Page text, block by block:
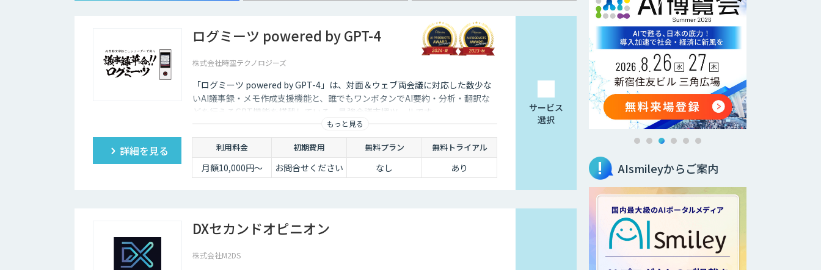
ログミーツ powered by GPT-4
株式会社時空テクノロジーズ
「ログミーツ powered by GPT-4」は、対面＆ウェブ両会議に対応した数少な
いAI議事録・メモ作成支援機能と、誰でもワンボタンでAI要約・分析・翻訳な
どを行えるGPT機能を搭載している、最強会議支援ツールです。
もっと見る
詳細を見る 利用料金 初期費用 無料プラン 無料トライアル
月額10,000円～ お問合せください なし あり
サービス
選択
DXセカンドオピニオン
株式会社M2DS
AIsmileyからご案内